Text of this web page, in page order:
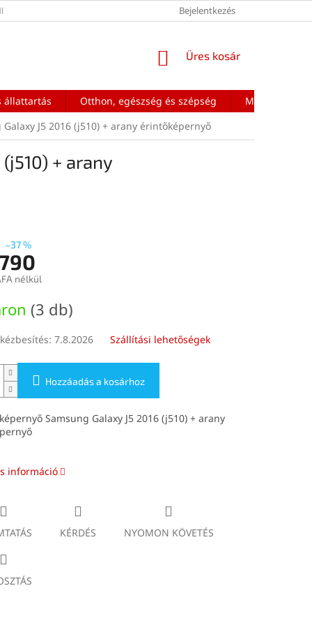
FELTÉTELEI Bejelentkezés
KOSÁR
Üres kosár
állattartás Otthon, egészség és szépség
Mobiltelefon
J5 2016 (j510) + arany érintőképernyő
+ arany
–37 %
nélkül
(3 db)
7.8.2026 Szállítási lehetőségek
Hozzáadás a kosárhoz
Samsung Galaxy J5 2016 (j510) + arany
információ
KÉRDÉS NYOMON KÖVETÉS